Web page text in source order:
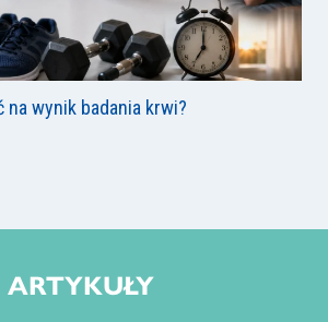
na wynik badania krwi?